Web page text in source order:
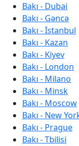
Bakı - Dubai
Bakı - Gəncə
Bakı - İstanbul
Bakı - Kazan
Bakı - Kiyev
Bakı - London
Bakı - Milano
Bakı - Minsk
Bakı - Moscow
Bakı - New
Bakı - Prague
Bakı - Tbilisi